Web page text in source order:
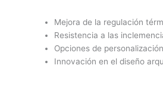
Mejora de la regulación
Resistencia a las
Opciones de personalización
Innovación en el diseño